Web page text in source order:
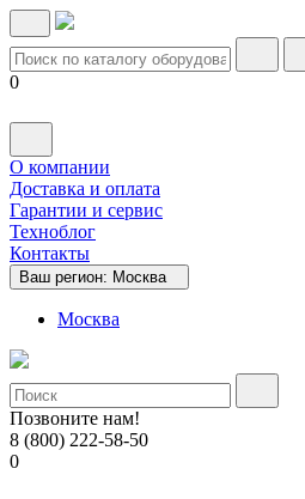
0
О компании
Доставка и оплата
Гарантии и сервис
Техноблог
Контакты
Ваш регион: Москва
Москва
Позвоните нам!
8 (800) 222-58-50
0